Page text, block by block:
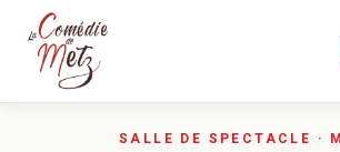
Passer au contenu principal